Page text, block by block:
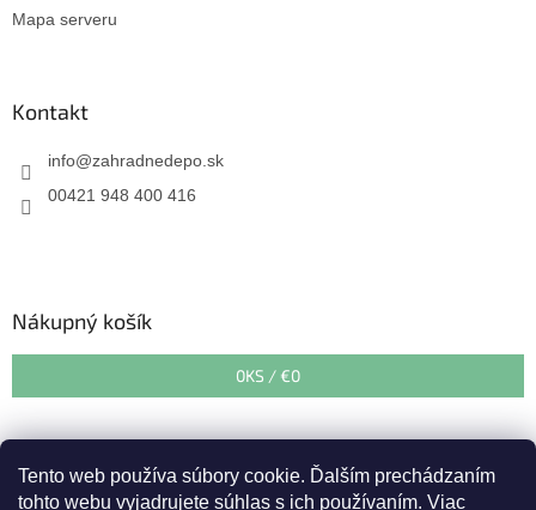
Tento web používa súbory cookie. Ďalším prechádzaním
tohto webu vyjadrujete súhlas s ich používaním. Viac
Mapa serveru
Kontakt
info@zahradnedepo.sk
00421 948 400 416
Nákupný košík
0KS / €0